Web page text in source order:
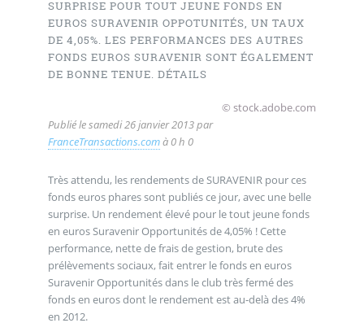
SURPRISE POUR TOUT JEUNE FONDS EN
EUROS SURAVENIR OPPOTUNITÉS, UN TAUX
DE 4,05%. LES PERFORMANCES DES AUTRES
FONDS EUROS SURAVENIR SONT ÉGALEMENT
DE BONNE TENUE. DÉTAILS
© stock.adobe.com
Publié lesamedi 26 janvier 2013par
FranceTransactions.comà 0 h 0
Très attendu, les rendements de SURAVENIR pour ces
fonds euros phares sont publiés ce jour, avec une belle
surprise. Un rendement élevé pour le tout jeune fonds
en euros Suravenir Opportunités de 4,05% ! Cette
performance, nette de frais de gestion, brute des
prélèvements sociaux, fait entrer le fonds en euros
Suravenir Opportunités dans le club très fermé des
fonds en euros dont le rendement est au-delà des 4%
en 2012.